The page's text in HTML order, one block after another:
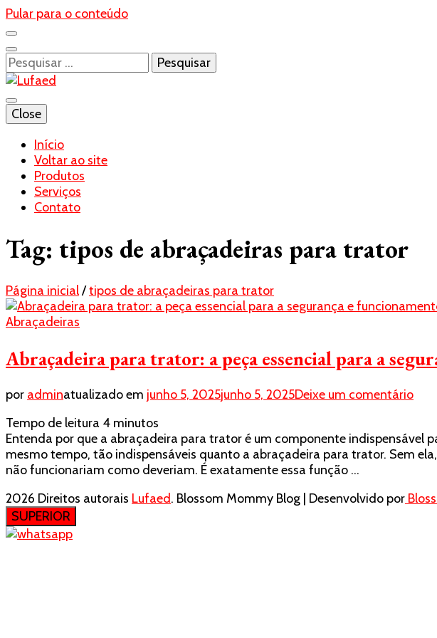
Pular para o conteúdo
Pesquisar
por:
Lufaed
Blog- Lufaed
Close
Início
Voltar ao site
Produtos
Serviços
Contato
Tag: tipos de abraçadeiras para trator
Página inicial/tipos de abraçadeiras para trator
Abraçadeiras
Abraçadeira para trator: a peça essencial para a
por adminatualizado em junho 5, 2025junho 5, 2025Deixe um comentárioem
a
Tempo de leitura 4 minutos
Entenda por que a abraçadeira para trator é um componente indispensável
mesmo tempo, tão indispensáveis quanto a abraçadeira para trator. Sem
não funcionariam como deveriam. É exatamente essa função …
2026 Direitos autorais Lufaed. Blossom Mommy Blog | Desenvolvido por
SUPERIOR